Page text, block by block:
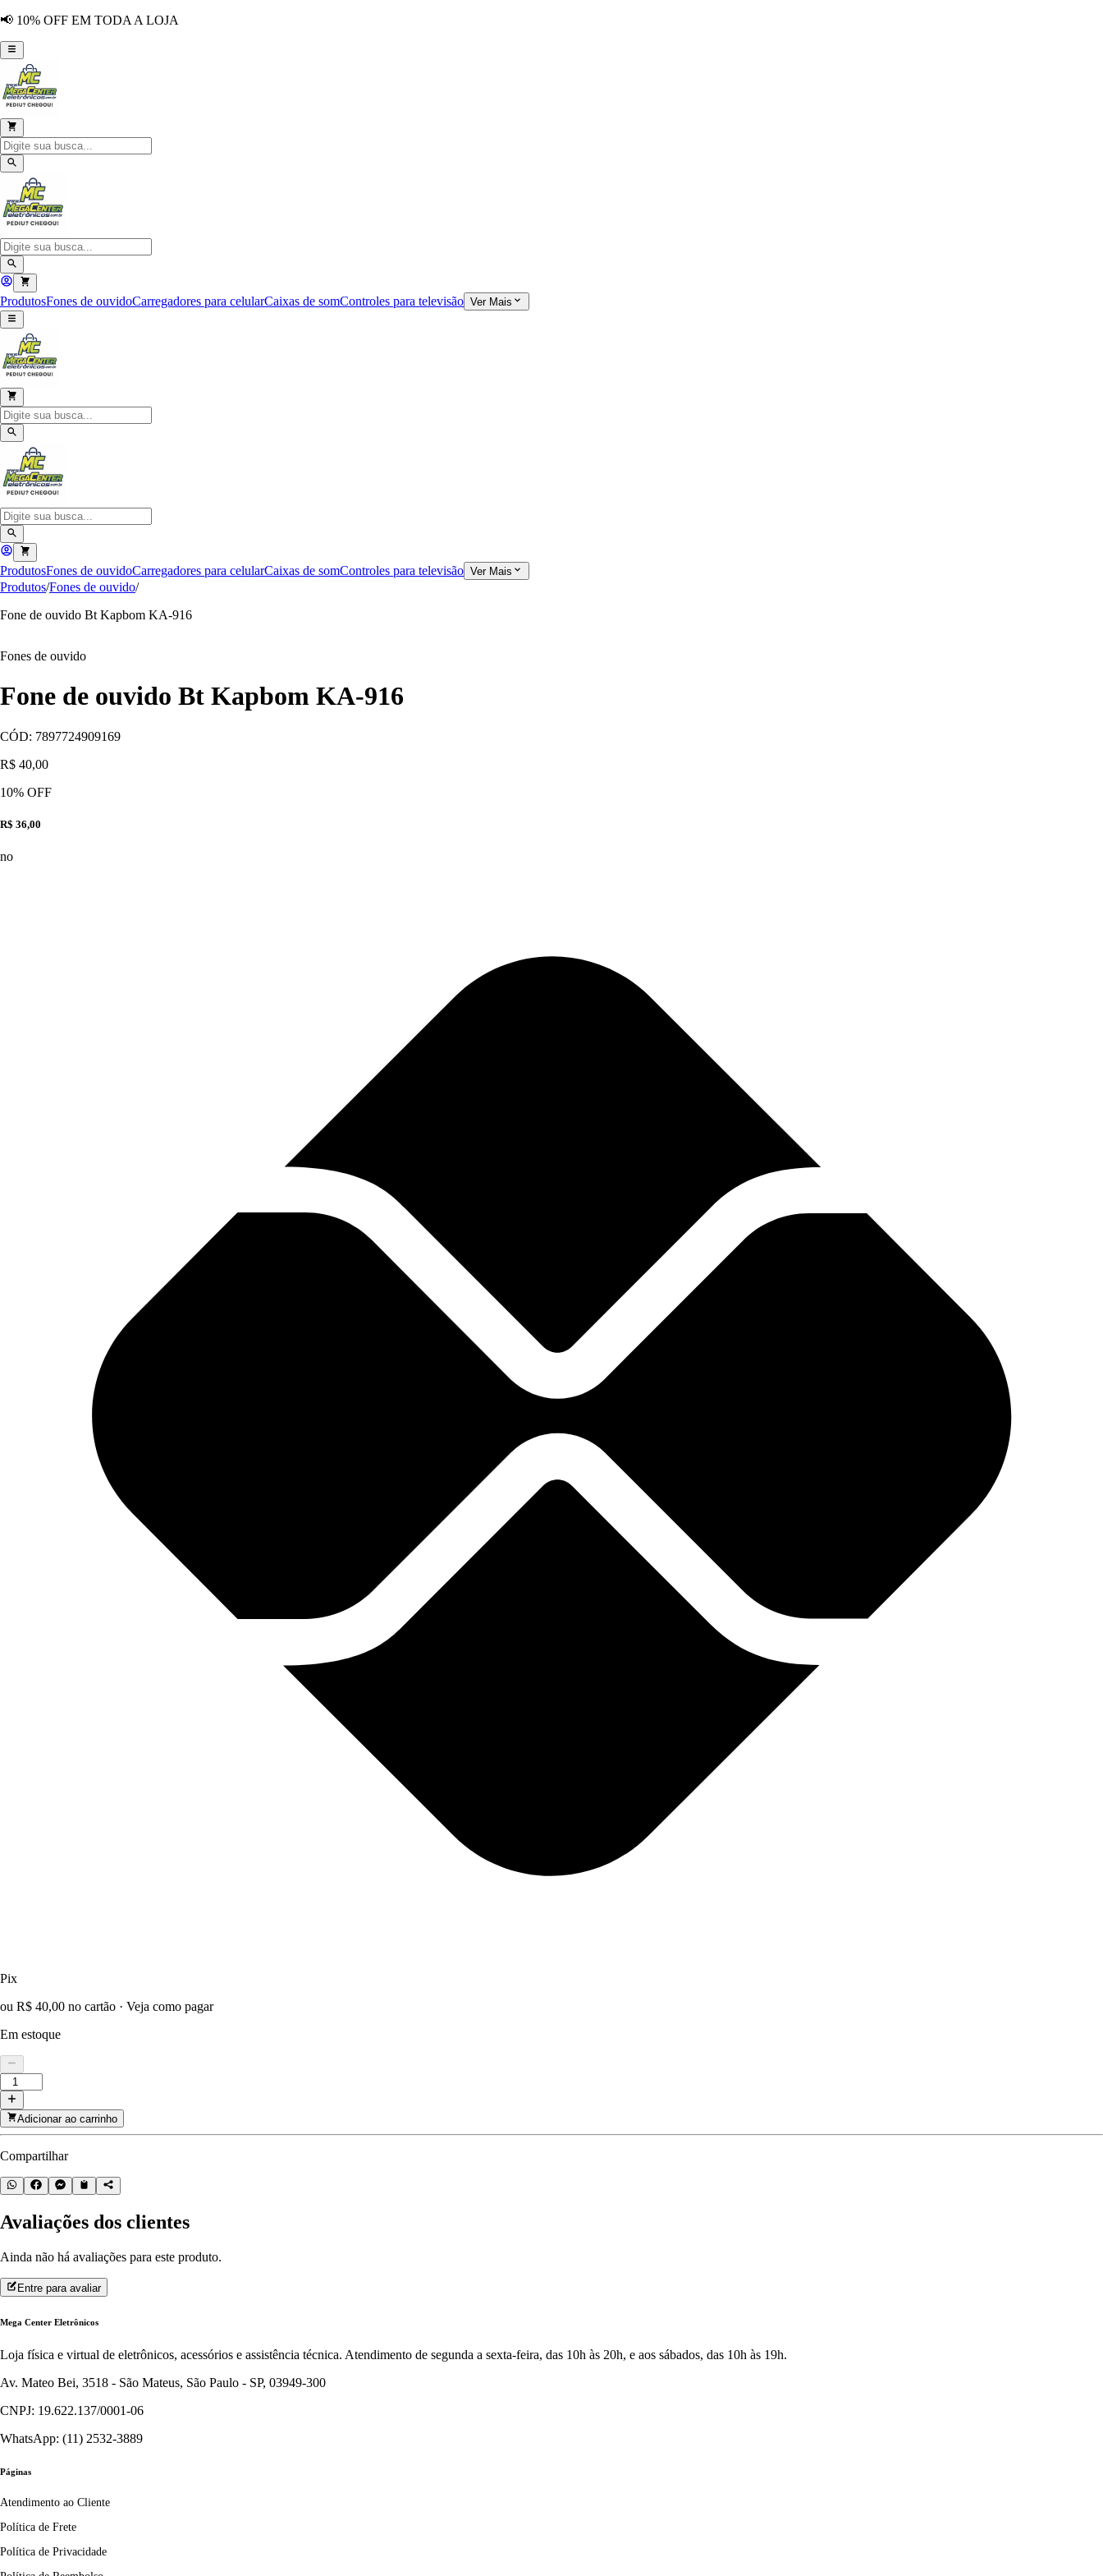
📢 10% OFF EM TODA A LOJA
ProdutosFones de ouvidoCarregadores para celularCaixas de somControles para televisão Ver Mais
ProdutosFones de ouvidoCarregadores para celularCaixas de somControles para televisão Ver Mais
Produtos/Fones de ouvido/
Fone de ouvido Bt Kapbom KA-916
Fones de ouvido
Fone de ouvido Bt Kapbom KA-916
CÓD: 7897724909169
R$ 40,00
10% OFF
R$ 36,00
no
Pix
ou R$ 40,00 no cartão · Veja como pagar
Em estoque
Adicionar ao carrinho
Compartilhar
Avaliações dos clientes
Ainda não há avaliações para este produto.
Entre para avaliar
Mega Center Eletrônicos
Loja física e virtual de eletrônicos, acessórios e assistência técnica. Atendimento de segunda a sexta-feira, das 10h às 20h, e aos sábados, das 10h às 19h.
Av. Mateo Bei, 3518 - São Mateus, São Paulo - SP, 03949-300
CNPJ: 19.622.137/0001-06
WhatsApp: (11) 2532-3889
Páginas
Atendimento ao Cliente
Política de Frete
Política de Privacidade